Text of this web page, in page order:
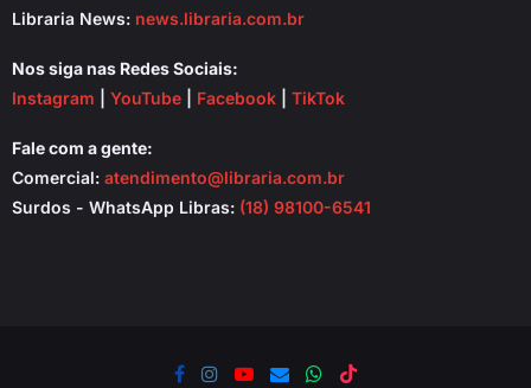
Libraria News: news.libraria.com.br
Nos siga nas Redes Sociais:
Instagram
YouTube Facebook TikTok
Fale com a gente:
Comercial: atendimento@libraria.com.br
Surdos - WhatsApp Libras: (18) 98100-6541